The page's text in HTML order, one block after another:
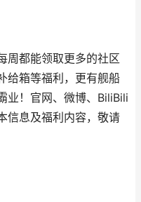
周都能领取更多的社区
给箱等福利，更有舰船
业！官网、微博、BiliBili
信息及福利内容，敬请